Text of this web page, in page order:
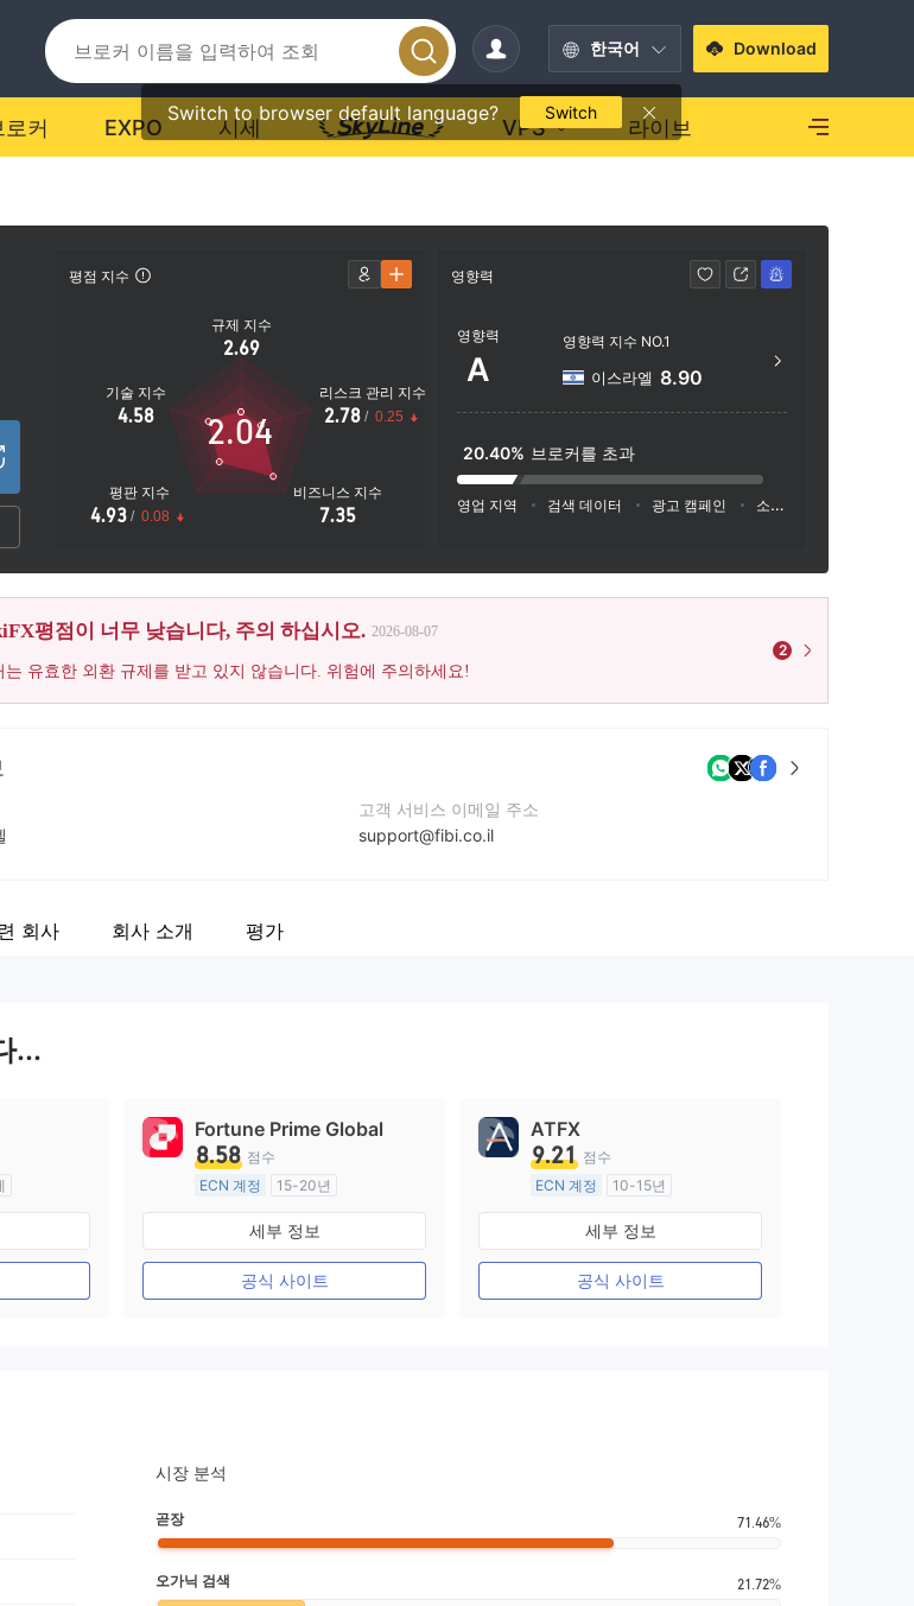
한국어
Switch to browser default language? Switch
Download
로커 EXPO 시세 VPS 라이브
평점 지수
규제 지수
2.69
기술 지수
4.58
평판 지수
4.93 / 0.08
비즈니스 지수
7.35
리스크 관리 지수
2.78 / 0.25
2.04
영향력
영향력
A
영향력 지수 NO.1
이스라엘 8.90
20.40% 브로커를 초과
영업 지역 검색 데이터 광고 캠페인 소셜 미디어 지수
평점이 너무 낮습니다, 주의 하십시오. 2026-08-07
는 유효한 외환 규제를 받고 있지 않습니다. 위험에 주의하세요!
2
고객 서비스 이메일 주소
support@fibi.co.il
회사 회사 소개 평가
...
Fortune Prime Global
8.58 점수
ECN 계정
15-20년
호주 규제
외환 거래 라이선스 (MM)
마스터 레이블 MT4
세부 정보
공식 사이트
ATFX
9.21 점수
ECN 계정
10-15년
호주 규제
외환 거래 라이선스 (MM)
마스터 레이블 MT4
세부 정보
공식 사이트
시장 분석
곧장 71.46%
오가닉 검색 21.72%